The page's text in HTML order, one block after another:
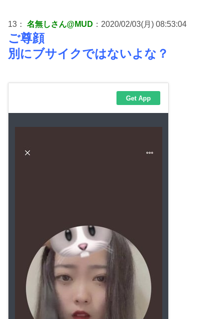
13： 名無しさん@MUD ：2020/02/03(月) 08:53:04
ご尊顔
別にブサイクではないよな？